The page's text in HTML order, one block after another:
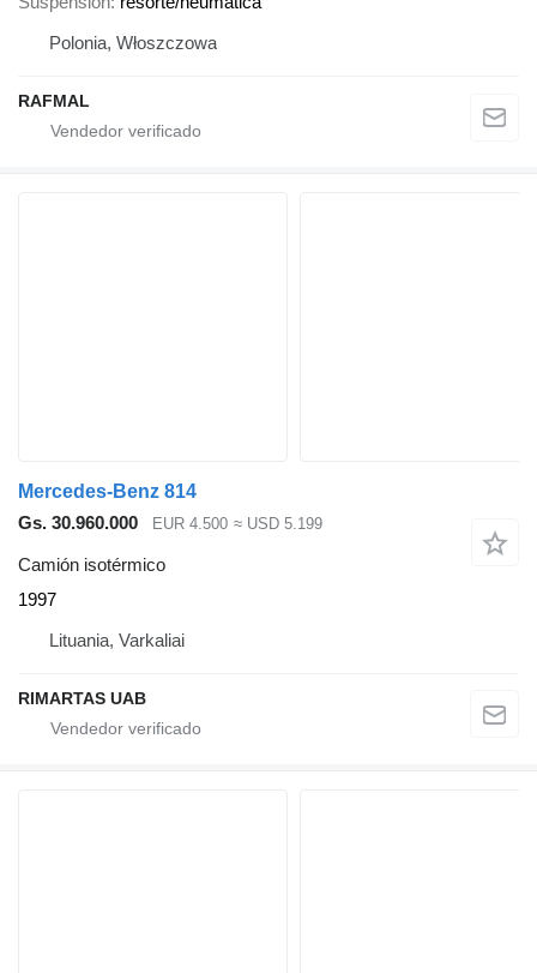
Polonia, Włoszczowa
RAFMAL
Mercedes-Benz 814
Gs. 30.960.000
EUR 4.500 ≈ USD 5.199
Camión isotérmico
1997
Lituania, Varkaliai
RIMARTAS UAB